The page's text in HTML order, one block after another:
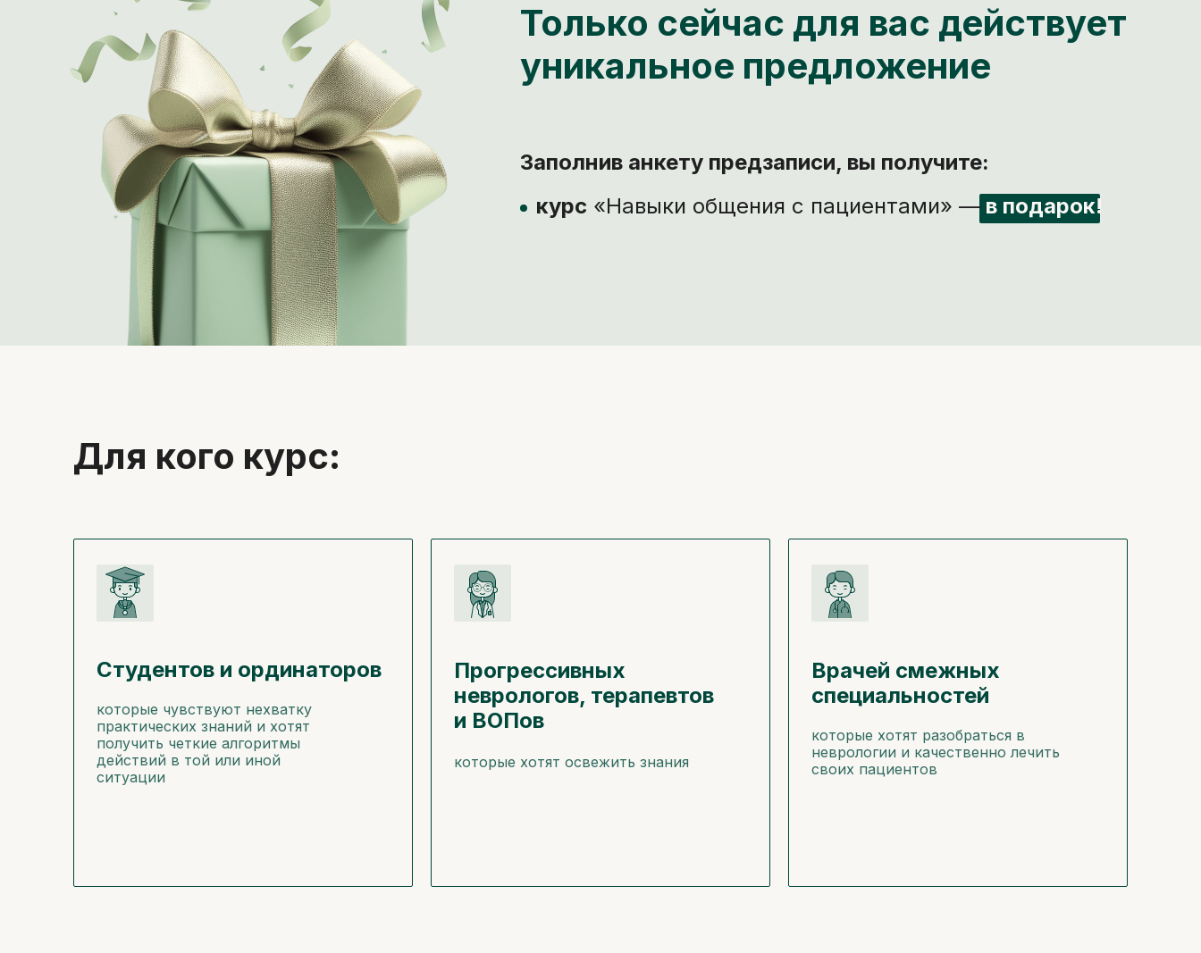
курс «Навыки общения с пациентами» — в подарок!
Только сейчас для вас действует
уникальное предложение
Заполнив анкету предзаписи, вы получите:
Студентов и ординаторов
которые чувствуют нехватку
практических знаний и хотят
получить четкие алгоритмы
действий в той или иной
ситуации
Врачей смежных
специальностей
которые хотят разобраться в
неврологии и качественно лечить
своих пациентов
Прогрессивных
неврологов, терапевтов
и ВОПов
которые хотят освежить знания
Для кого курс: